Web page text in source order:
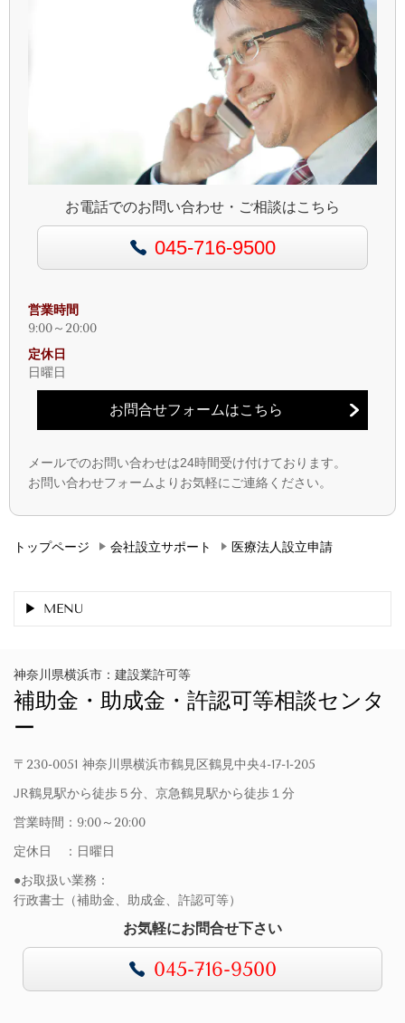
お電話でのお問い合わせ・ご相談はこちら
045-716-9500
営業時間
9:00～20:00
定休日
日曜日
お問合せフォームはこちら
メールでのお問い合わせは24時間受け付けております。
お問い合わせフォームよりお気軽にご連絡ください。
トップページ 会社設立サポート 医療法人設立申請
MENU
神奈川県横浜市：建設業許可等
補助金・助成金・許認可等相談センタ
ー
〒230-0051 神奈川県横浜市鶴見区鶴見中央4-17-1-205
JR鶴見駅から徒歩５分、京急鶴見駅から徒歩１分
営業時間：9:00～20:00
定休日 ：日曜日
●お取扱い業務：
行政書士（補助金、助成金、許認可等）
お気軽にお問合せ下さい
045-716-9500